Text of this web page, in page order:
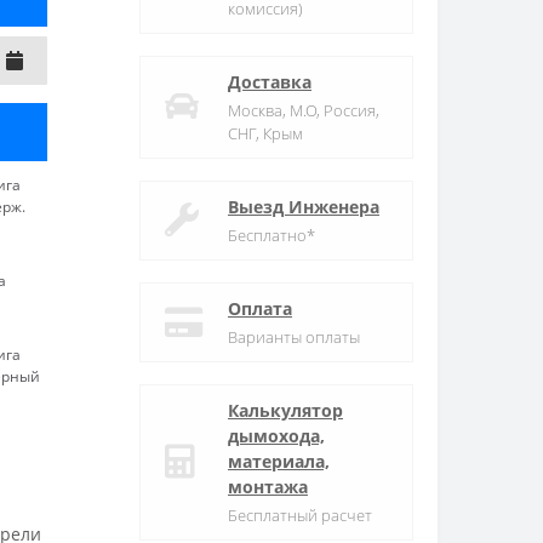
комиссия)
Доставка
Москва, М.О, Россия,
СНГ, Крым
Выезд Инженера
Бесплатно*
Оплата
Варианты оплаты
Калькулятор
дымохода,
материала,
монтажа
Бесплатный расчет